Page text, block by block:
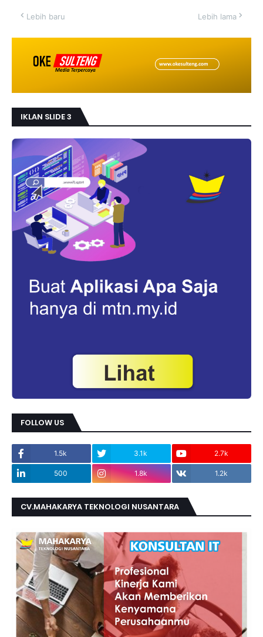
Lebih baru Lebih lama
IKLAN SLIDE 3
FOLLOW US
1.5k 3.1k 2.7k
500 1.8k 1.2k
CV.MAHAKARYA TEKNOLOGI NUSANTARA